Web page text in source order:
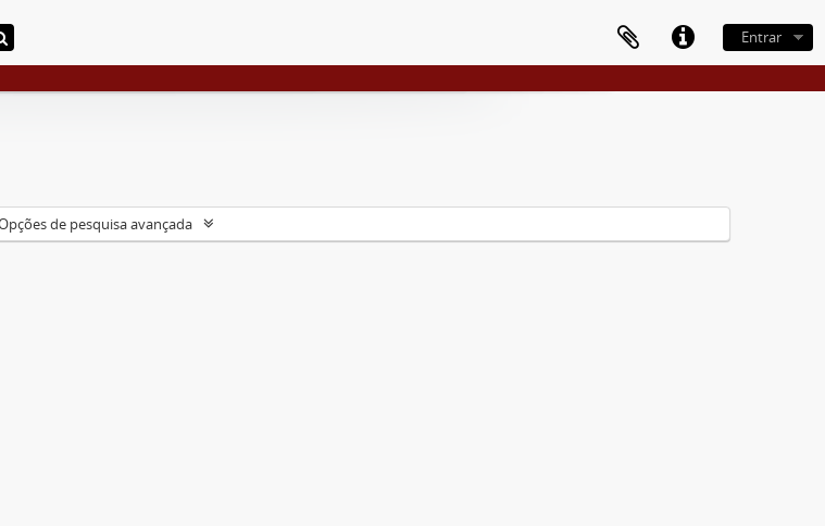
Entrar
de pesquisa avançada